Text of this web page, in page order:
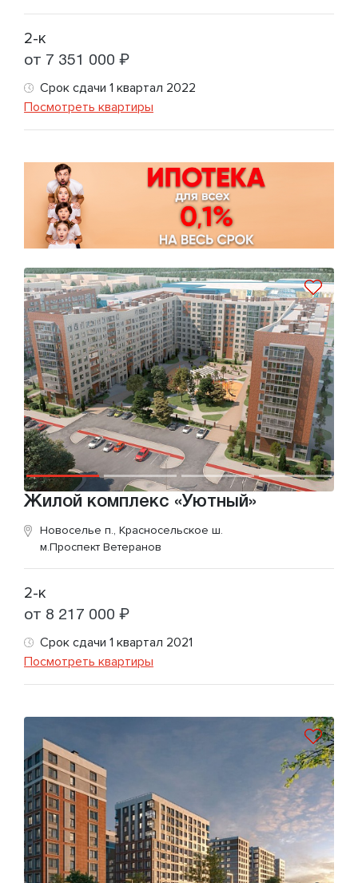
2-к
от 7 351 000 ₽
Срок сдачи 1 квартал 2022
Посмотреть квартиры
Жилой комплекс «Уютный»
Новоселье п., Красносельское ш.
м.Проспект Ветеранов
2-к
от 8 217 000 ₽
Срок сдачи 1 квартал 2021
Посмотреть квартиры